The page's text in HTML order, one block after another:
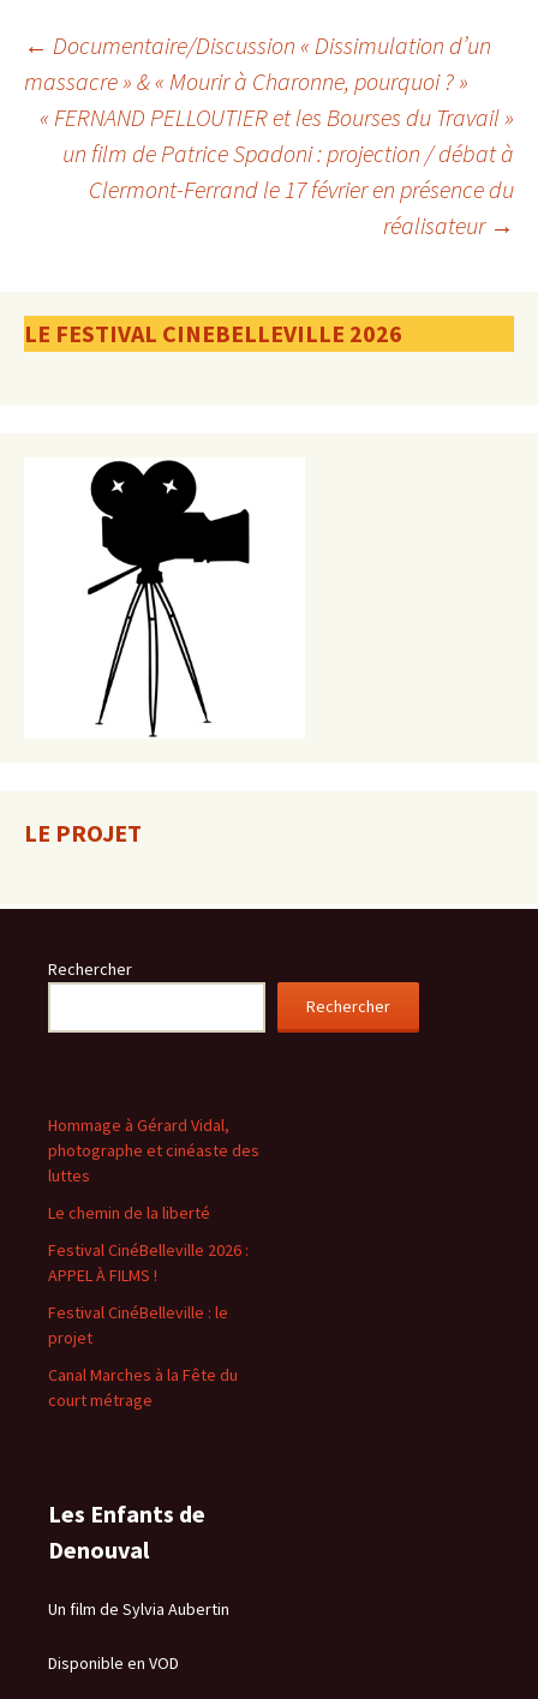
Navigation
des
articles
← Documentaire/Discussion « Dissimulation d’un
massacre » & « Mourir à Charonne, pourquoi ? »
« FERNAND PELLOUTIER et les Bourses du Travail »
un film de Patrice Spadoni : projection / débat à
Clermont-Ferrand le 17 février en présence du
réalisateur →
LE FESTIVAL CINEBELLEVILLE 2026
LE PROJET
Rechercher
Rechercher
Hommage à Gérard Vidal,
photographe et cinéaste des
luttes
Le chemin de la liberté
Festival CinéBelleville 2026 :
APPEL À FILMS !
Festival CinéBelleville : le
projet
Canal Marches à la Fête du
court métrage
Les Enfants de
Denouval
Un film de Sylvia Aubertin
Disponible en VOD